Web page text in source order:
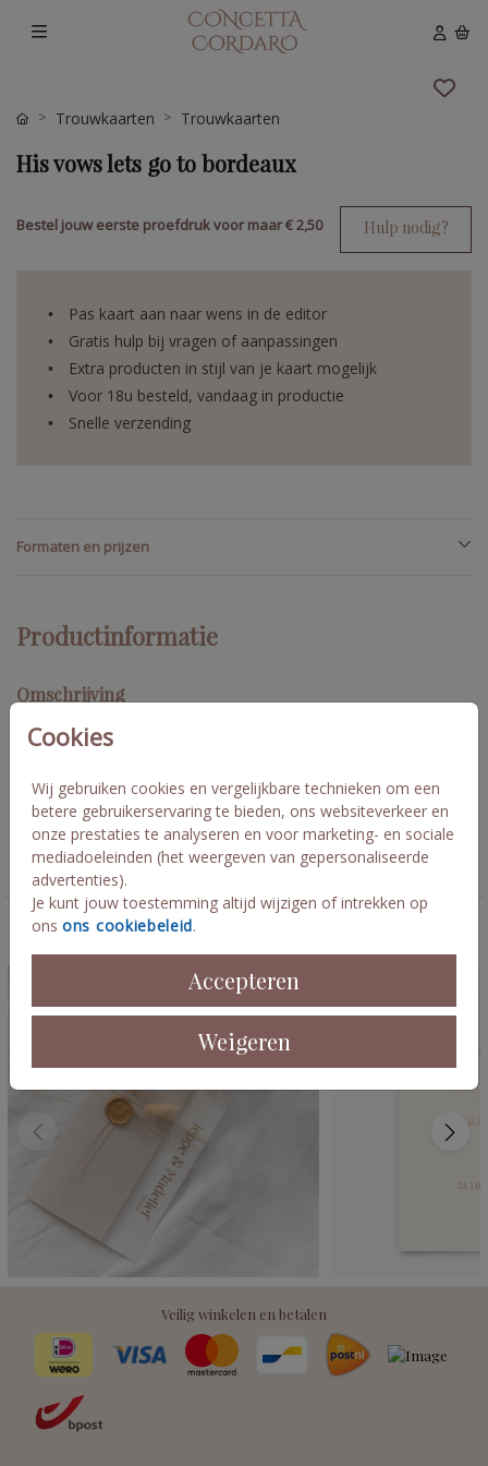
Cookies
Wij gebruiken cookies en vergelijkbare technieken om een
betere gebruikerservaring te bieden, ons websiteverkeer en
onze prestaties te analyseren en voor marketing- en sociale
mediadoeleinden (het weergeven van gepersonaliseerde
advertenties).
Je kunt jouw toestemming altijd wijzigen of intrekken op
ons ons cookiebeleid.
Accepteren
Weigeren
Trouwkaarten Trouwkaarten
His vows lets go to bordeaux
Bestel jouw eerste proefdruk voor maar€ 2,50 Hulp nodig?
Pas kaart aan naar wens in de editor
Gratis hulp bij vragen of aanpassingen
Extra producten in stijl van je kaart mogelijk
Voor 18u besteld, vandaag in productie
Snelle verzending
Formaten en prijzen
Productinformatie
Omschrijving
Geloftenboekjes passend bij jullie trouw huisstijl! Deze dubbele
kaart kun je met de hand schrijven, of kies voor veilig en typ,
Collectie
Trouwkaarten
Deze kaarten vind je misschien ook leuk
Veilig winkelen en betalen